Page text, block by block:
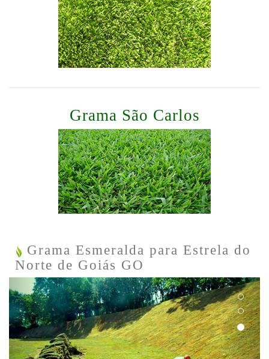
Grama São Carlos
Grama Esmeralda para Estrela do
Norte de Goiás GO
Previous Next